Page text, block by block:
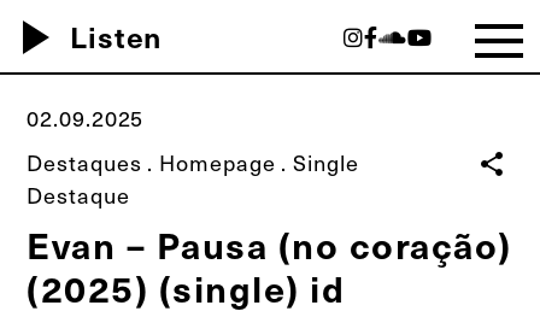
play_arrow Listen
02.09.2025
Destaques . Homepage .Single
Destaque
share
Evan – Pausa (no coração)
(2025) (single) id